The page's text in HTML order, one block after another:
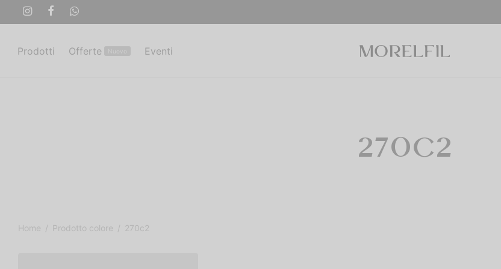
Prodotti Offerte Eventi
270C2
Home / Prodotto colore / 270c2